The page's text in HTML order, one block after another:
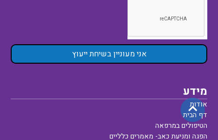
אני מעוניין בשיחת ייעוץ
מידע
אודות
דף הבית
הטיפולים במרפאה
הפגה ומניעת כאב- מאמרים כלליים